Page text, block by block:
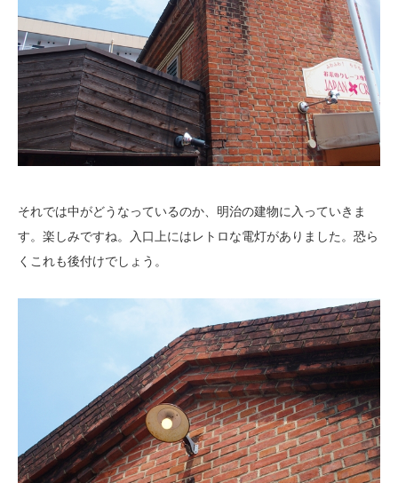
それでは中がどうなっているのか、明治の建物に入っていきま
す。楽しみですね。入口上にはレトロな電灯がありました。恐ら
くこれも後付けでしょう。